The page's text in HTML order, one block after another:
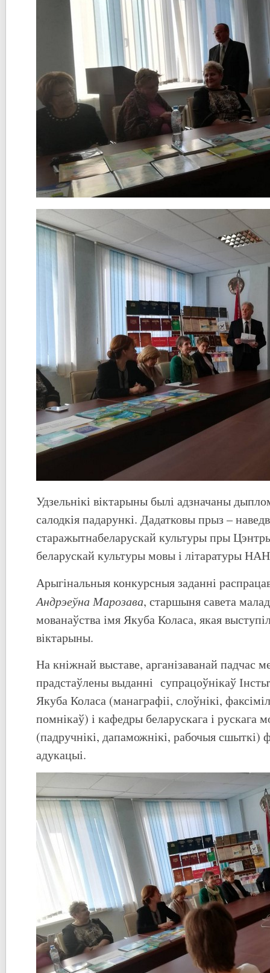
Удзельнікі віктарыны былі адзначаны
салодкія падарункі. Дадатковы прыз –
старажытнабеларускай культуры пры
беларускай культуры мовы і літаратуры
Арыгінальныя конкурсныя заданні
Андрэеўна Марозава, старшыня савета
мованаўства імя Якуба Коласа, якая
віктарыны.
На кніжнай выставе, арганізаванай падчас
прадстаўлены выданні супрацоўнікаў
Якуба Коласа (манаграфіі, слоўнікі,
помнікаў) і кафедры беларускага і рускага
(падручнікі, дапаможнікі, рабочыя сшыткі)
адукацыі.